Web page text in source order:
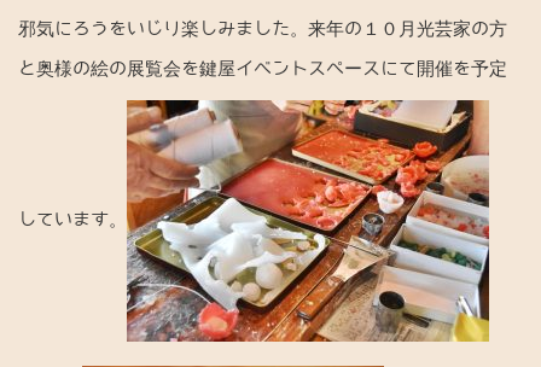
邪気にろうをいじり楽しみました。来年の１０月光芸家の方
と奥様の絵の展覧会を鍵屋イベントスペースにて開催を予定
しています。